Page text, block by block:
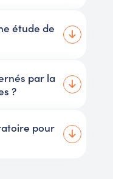
étude de
par la
?
pour